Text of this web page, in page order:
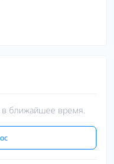
в ближайшее время.